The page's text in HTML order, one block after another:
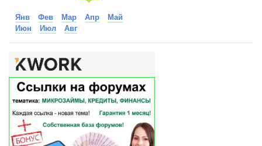
Янв Фев Мар Апр
Май
Июн
Июл Авг